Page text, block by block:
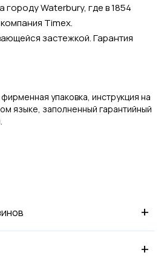
городу Waterbury, где в 1854
Timex.
застежкой. Гарантия
упаковка, инструкция на
языке, заполненный гарантийный
+
+